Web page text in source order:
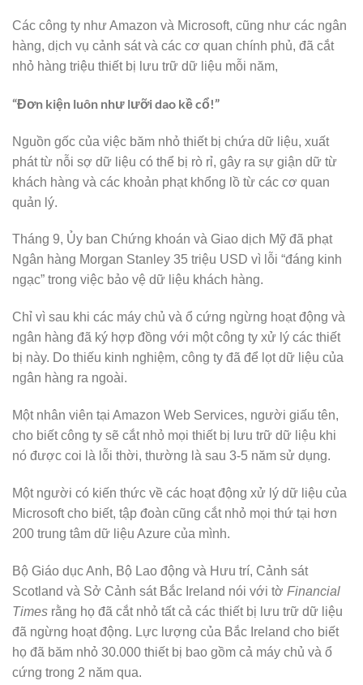
Các công ty như Amazon và Microsoft, cũng như các ngân
hàng, dịch vụ cảnh sát và các cơ quan chính phủ, đã cắt
nhỏ hàng triệu thiết bị lưu trữ dữ liệu mỗi năm,
“Đơn kiện luôn như lưỡi dao kề cổ!”
Nguồn gốc của việc băm nhỏ thiết bị chứa dữ liệu, xuất
phát từ nỗi sợ dữ liệu có thể bị rò rỉ, gây ra sự giận dữ từ
khách hàng và các khoản phạt khổng lồ từ các cơ quan
quản lý.
Tháng 9, Ủy ban Chứng khoán và Giao dịch Mỹ đã phạt
Ngân hàng Morgan Stanley 35 triệu USD vì lỗi “đáng kinh
ngạc” trong việc bảo vệ dữ liệu khách hàng.
Chỉ vì sau khi các máy chủ và ổ cứng ngừng hoạt động và
ngân hàng đã ký hợp đồng với một công ty xử lý các thiết
bị này. Do thiếu kinh nghiệm, công ty đã để lọt dữ liệu của
ngân hàng ra ngoài.
Một nhân viên tại Amazon Web Services, người giấu tên,
cho biết công ty sẽ cắt nhỏ mọi thiết bị lưu trữ dữ liệu khi
nó được coi là lỗi thời, thường là sau 3-5 năm sử dụng.
Một người có kiến thức về các hoạt động xử lý dữ liệu của
Microsoft cho biết, tập đoàn cũng cắt nhỏ mọi thứ tại hơn
200 trung tâm dữ liệu Azure của mình.
Bộ Giáo dục Anh, Bộ Lao động và Hưu trí, Cảnh sát
Scotland và Sở Cảnh sát Bắc Ireland nói với tờ Financial
Times rằng họ đã cắt nhỏ tất cả các thiết bị lưu trữ dữ liệu
đã ngừng hoạt động. Lực lượng của Bắc Ireland cho biết
họ đã băm nhỏ 30.000 thiết bị bao gồm cả máy chủ và ổ
cứng trong 2 năm qua.